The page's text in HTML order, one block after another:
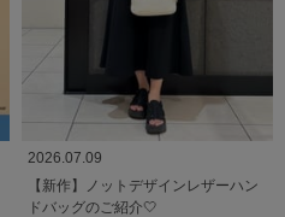
2026.07.09
【新作】ノットデザインレザーハン
ドバッグのご紹介🤍